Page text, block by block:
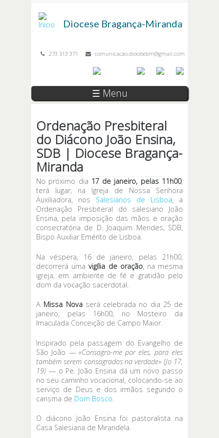
Diocese Bragança-Miranda
273 313 371 comunicacao.diocesebm@gmail.com
☰ Menu
Ordenação Presbiteral
do Diácono João Ensina,
SDB | Diocese Bragança-
Miranda
No próximo dia 17 de janeiro, pelas 11h00,
terá lugar, na Igreja de Nossa Senhora
Auxiliadora, nos Salesianos de Lisboa, a
Ordenação Presbiteral do salesiano João
Ensina, pela imposição das mãos e oração
consecratória de D. Joaquim Mendes, SDB,
Bispo Auxiliar Emérito de Lisboa.
Na véspera, 16 de janeiro, pelas 21h00,
decorrerá umavigília de oração, na mesma
igreja, em ambiente de fé e gratidão pelo
dom da vocação sacerdotal.
A Missa Novaserá celebrada no dia 25 de
janeiro, pelas 16h00, no Mosteiro da
Imaculada Conceição de Campo Maior.
Inspirado pela passagem do Evangelho de
São João — «Consagro-me por eles, para eles
também serem consagrados na verdade» (Jo 17,
19) — o Pe. João Ensina dá um novo passo
no seu caminho vocacional, colocando-se ao
serviço de Deus e dos irmãos segundo o
carisma de Dom Bosco
O diácono João Ensina foi pastoralista na
Casa Salesiana de Mirandela.